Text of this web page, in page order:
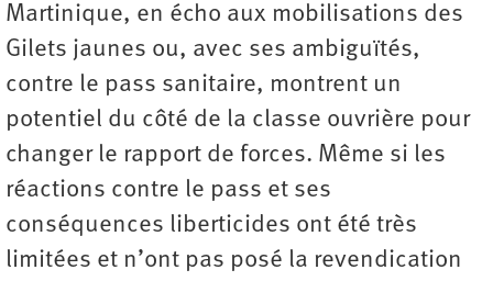
Martinique, en écho aux mobilisations des
Gilets jaunes ou, avec ses ambiguïtés,
contre le pass sanitaire, montrent un
potentiel du côté de la classe ouvrière pour
changer le rapport de forces. Même si les
réactions contre le pass et ses
conséquences liberticides ont été très
limitées et n’ont pas posé la revendication